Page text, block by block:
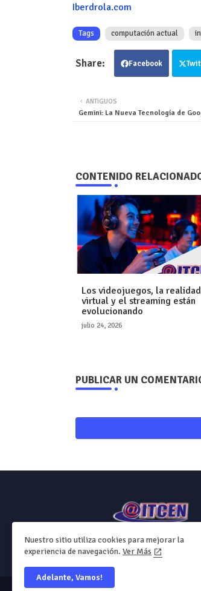
Iberdrola.com
Tags computación actual
Facebook
ANTIGUOS
Gemini: La Nueva Tecnología de
CONTENIDO
Los videojuegos, la realidad
virtual y el streaming están
evolucionando
julio 24, 2026
PUBLICAR UN
Nuestro sitio utiliza cookies para mejorar la
experiencia de navegación. Ver Más
Adelante, Vamos!